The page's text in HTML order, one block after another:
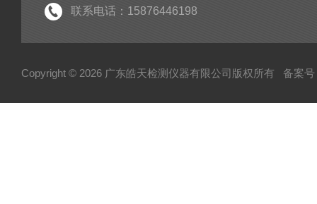
联系电话：15876446198
Copyright © 2026 广东皓天检测仪器有限公司版权所有 备案号